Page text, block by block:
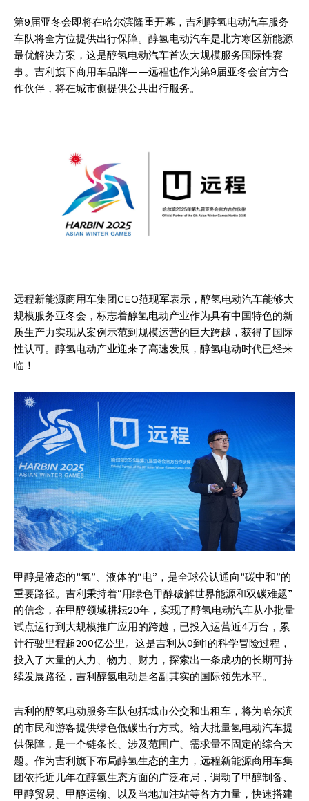
第9届亚冬会即将在哈尔滨隆重开幕，吉利醇氢电动汽车服务
车队将全方位提供出行保障。醇氢电动汽车是北方寒区新能源
最优解决方案，这是醇氢电动汽车首次大规模服务国际性赛
事。吉利旗下商用车品牌——远程也作为第9届亚冬会官方合
作伙伴，将在城市侧提供公共出行服务。
远程新能源商用车集团CEO范现军表示，醇氢电动汽车能够大
规模服务亚冬会，标志着醇氢电动产业作为具有中国特色的新
质生产力实现从案例示范到规模运营的巨大跨越，获得了国际
性认可。醇氢电动产业迎来了高速发展，醇氢电动时代已经来
临！
甲醇是液态的“氢”、液体的“电”，是全球公认通向“碳中和”的
重要路径。吉利秉持着“用绿色甲醇破解世界能源和双碳难题”
的信念，在甲醇领域耕耘20年，实现了醇氢电动汽车从小批量
试点运行到大规模推广应用的跨越，已投入运营近4万台，累
计行驶里程超200亿公里。这是吉利从0到1的科学冒险过程，
投入了大量的人力、物力、财力，探索出一条成功的长期可持
续发展路径，吉利醇氢电动是名副其实的国际领先水平。
吉利的醇氢电动服务车队包括城市公交和出租车，将为哈尔滨
的市民和游客提供绿色低碳出行方式。给大批量氢电动汽车提
供保障，是一个链条长、涉及范围广、需求量不固定的综合大
题。作为吉利旗下布局醇氢生态的主力，远程新能源商用车集
团依托近几年在醇氢生态方面的广泛布局，调动了甲醇制备、
甲醇贸易、甲醇运输、以及当地加注站等各方力量，快速搭建